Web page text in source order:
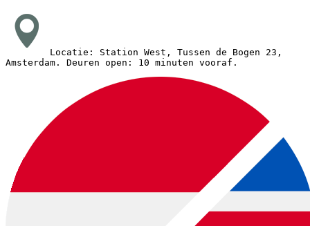
Locatie: Station West, Tussen de Bogen 23,
Amsterdam. Deuren open: 10 minuten vooraf.